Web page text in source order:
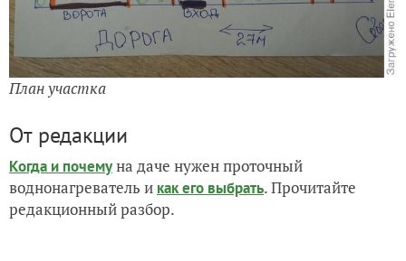
План участка
От редакции
Когда и почемуна даче нужен проточный
воднонагреватель и как его выбрать. Прочитайте
редакционный разбор.